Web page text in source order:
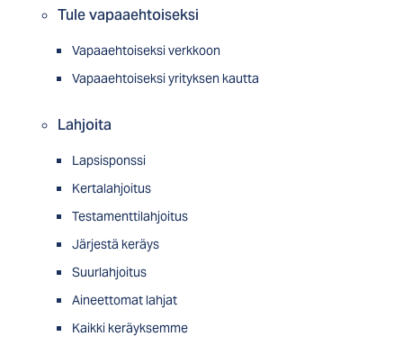
Tule vapaaehtoiseksi
Vapaaehtoiseksi verkkoon
Vapaaehtoiseksi yrityksen kautta
Lahjoita
Lapsisponssi
Kertalahjoitus
Testamenttilahjoitus
Järjestä keräys
Suurlahjoitus
Aineettomat lahjat
Kaikki keräyksemme